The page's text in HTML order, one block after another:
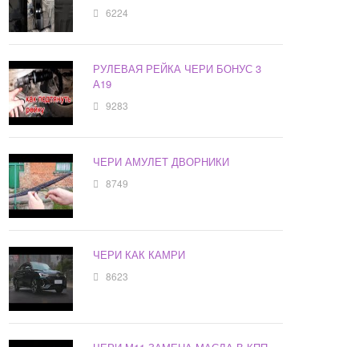
6224
РУЛЕВАЯ РЕЙКА ЧЕРИ БОНУС 3
А19
9283
ЧЕРИ АМУЛЕТ ДВОРНИКИ
8749
ЧЕРИ КАК КАМРИ
8623